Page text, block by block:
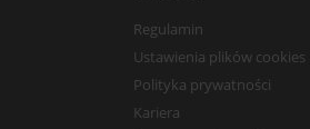
Regulamin
Ustawienia plików cookies
Polityka prywatności
Kariera